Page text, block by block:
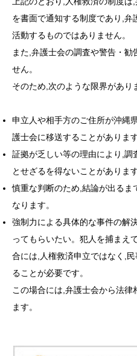
を書面で通知する制度であり,
活動するものではありません。
また,弁護士会の調査や警告・勧
せん。
そのため,次のような限界があり
申立人や相手方のご住所が沖縄
護士会に移送することがあります
証拠が乏しい等の理由により,
とせざるを得ないことがあります
慎重な判断のため,結論が出るま
なります。
強制力による具体的な事件の解
ってもらいたい。犯人を捕まえ
合には,人権救済申立ではなく,
ることが必要です。
この場合には,弁護士会から法律
ます。